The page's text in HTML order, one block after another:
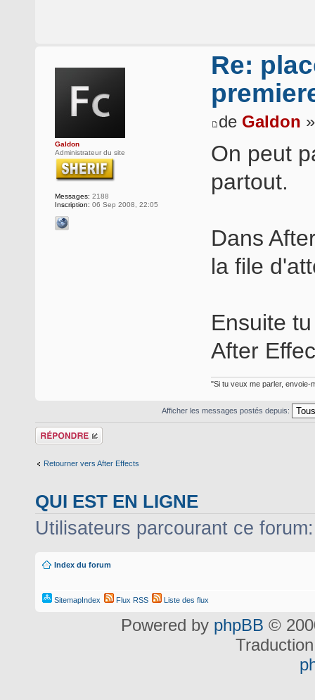
Galdon
Administrateur du site
Messages: 2188
Inscription: 06 Sep 2008, 22:05
Re:
de Galdon
On peut
partout.
Dans
la file
Ensuite
After
"Si tu veux me parler, envoie-
Afficher les messages postés depuis:
Répondre
Retourner vers After Effects
QUI EST EN LIGNE
Utilisateurs parcourant ce
Index du forum
SitemapIndex Flux RSS Liste des flux
Powered by phpBB ©